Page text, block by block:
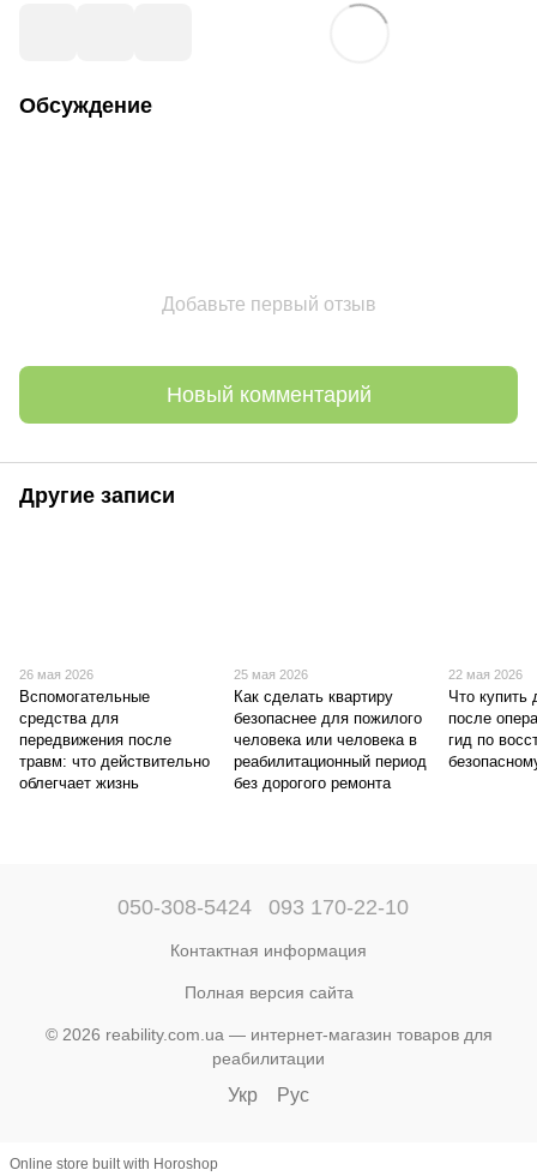
Обсуждение
Добавьте первый отзыв
Новый комментарий
Другие записи
26 мая 2026
Вспомогательные
средства для
передвижения после
травм: что действительно
облегчает жизнь
25 мая 2026
Как сделать квартиру
безопаснее для пожилого
человека или человека в
реабилитационный период
без дорогого ремонта
22 мая 2026
Что купить
после
гид по
050-308-5424 093 170-22-10
Контактная информация
Полная версия сайта
© 2026 reability.com.ua — интернет-магазин товаров для
реабилитации
Укр Рус
Online store built with Horoshop